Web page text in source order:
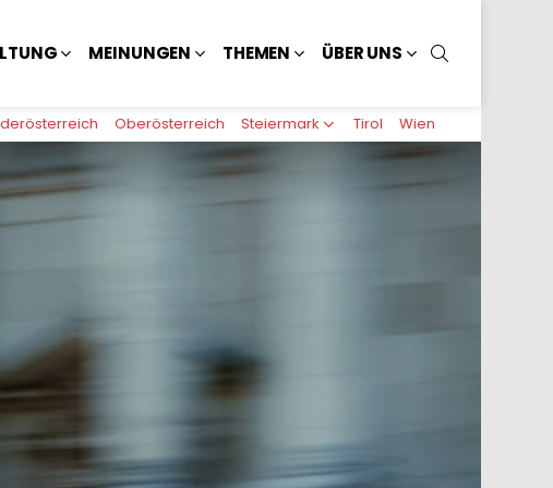
MEINUNGEN THEMEN ÜBER UNS
Oberösterreich Steiermark Tirol
Wien